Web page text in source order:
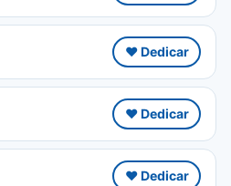
❤️ Dedicar
❤️ Dedicar
❤️ Dedicar